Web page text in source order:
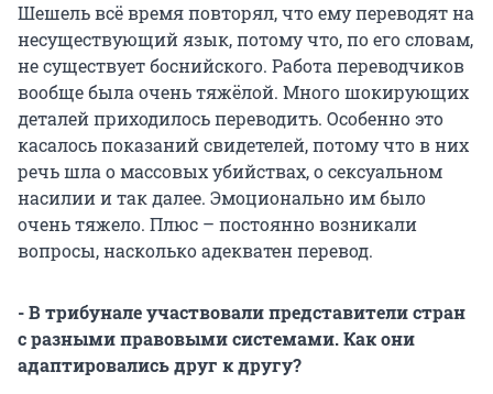
Шешель всё время повторял, что ему переводят на
несуществующий язык, потому что, по его словам,
не существует боснийского. Работа переводчиков
вообще была очень тяжёлой. Много шокирующих
деталей приходилось переводить. Особенно это
касалось показаний свидетелей, потому что в них
речь шла о массовых убийствах, о сексуальном
насилии и так далее. Эмоционально им было
очень тяжело. Плюс – постоянно возникали
вопросы, насколько адекватен перевод.
- В трибунале участвовали представители стран
с разными правовыми системами. Как они
адаптировались друг к другу?